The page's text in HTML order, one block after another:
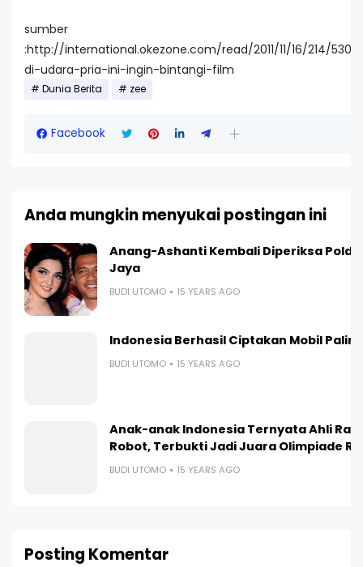
sumber
:http://international.okezone.com/read/2011/11/16/214/
di-udara-pria-ini-ingin-bintangi-film
Dunia Berita zee
Facebook
Anda mungkin menyukai postingan ini
Anang-Ashanti Kembali Diperiksa
Jaya
BUDI UTOMO 15 YEARS AGO
Indonesia Berhasil Ciptakan Mobil
BUDI UTOMO 15 YEARS AGO
Anak-anak Indonesia Ternyata Ahli
Robot, Terbukti Jadi Juara Olimpiade
BUDI UTOMO 15 YEARS AGO
Posting Komentar